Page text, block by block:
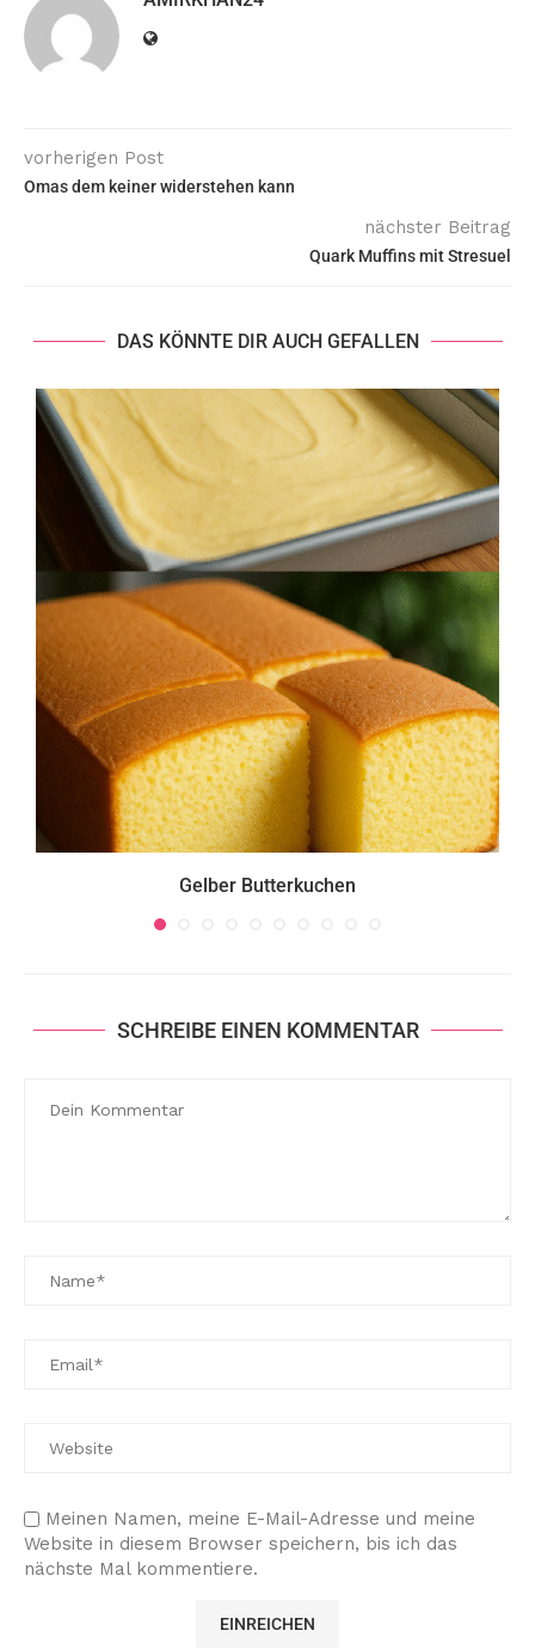
vorherigen Post
Omas dem keiner widerstehen kann
nächster Beitrag
Quark Muffins mit Stresuel
DAS KÖNNTE DIR AUCH GEFALLEN
Gelber Butterkuchen
SCHREIBE EINEN KOMMENTAR
Meinen Namen, meine E-Mail-Adresse und meine
Website in diesem Browser speichern, bis ich das
nächste Mal kommentiere.